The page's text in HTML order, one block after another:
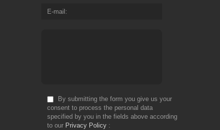
E-mail
By submitting the form you give us your
consent to process the personal data
specified by you in the fields above according
to our Privacy Policy